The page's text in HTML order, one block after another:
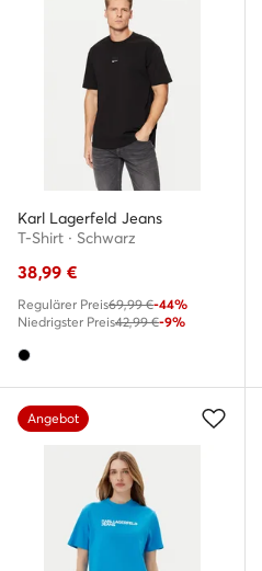
Karl Lagerfeld Jeans
T-Shirt · Schwarz
38,99 €
Regulärer Preis69,99 €-44%
Niedrigster Preis42,99 €-9%
Angebot